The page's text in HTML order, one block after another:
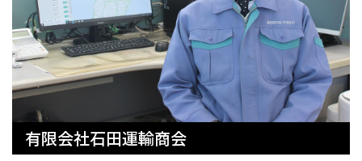
有限会社石田運輸商会